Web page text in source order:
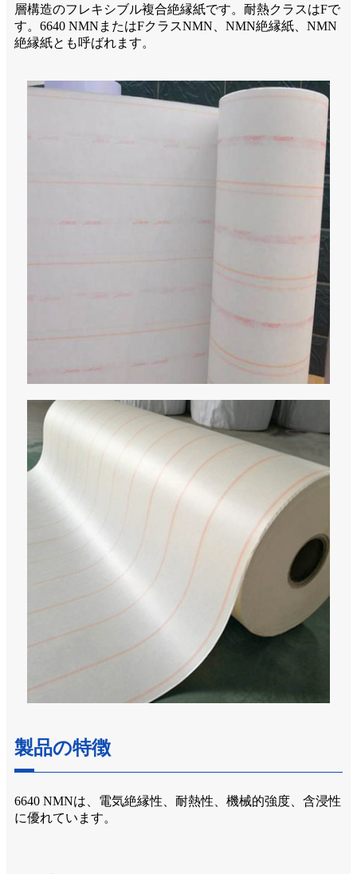
層構造のフレキシブル複合絶縁紙です。耐熱クラスはFで
す。6640 NMNまたはFクラスNMN、NMN絶縁紙、NMN
絶縁紙とも呼ばれます。
製品の特徴
6640 NMNは、電気絶縁性、耐熱性、機械的強度、含浸性
に優れています。